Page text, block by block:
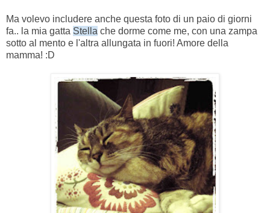
Ma volevo includere anche questa foto di un paio di giorni
fa.. la mia gatta Stella che dorme come me, con una zampa
sotto al mento e l'altra allungata in fuori! Amore della
mamma! :D